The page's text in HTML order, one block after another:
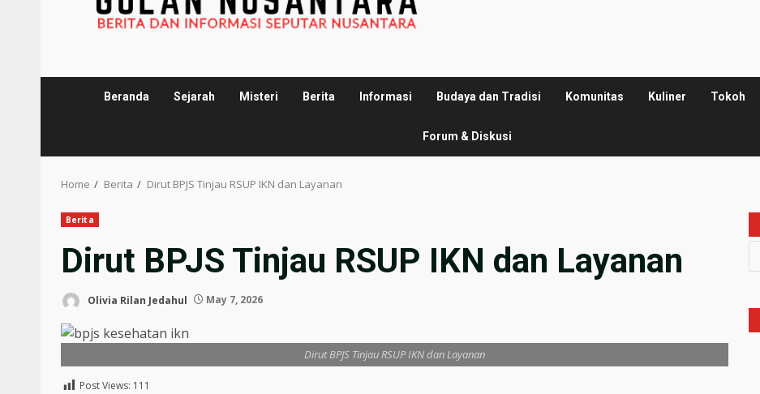
Beranda Sejarah Misteri Berita Informasi Budaya dan Tradisi Komunitas Kuliner Tokoh
Forum & Diskusi
Home Berita Dirut BPJS Tinjau RSUP IKN dan Layanan
Berita
Dirut BPJS Tinjau RSUP IKN dan Layanan
Olivia Rilan Jedahul May 7, 2026
Dirut BPJS Tinjau RSUP IKN dan Layanan
Post Views: 111